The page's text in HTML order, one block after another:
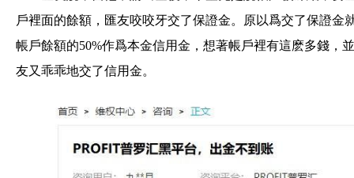
戶裡面的餘額，匯友咬咬牙交了保證金。原以爲交了保證
帳戶餘額的50%作爲本金信用金，想著帳戶裡有這麽多錢，
友又乖乖地交了信用金。